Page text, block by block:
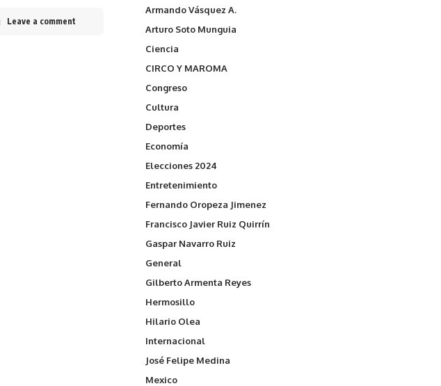
Leave a comment
Armando Vásquez A.
Arturo Soto Munguia
Ciencia
CIRCO Y MAROMA
Congreso
Cultura
Deportes
Economía
Elecciones 2024
Entretenimiento
Fernando Oropeza Jimenez
Francisco Javier Ruiz Quirrín
Gaspar Navarro Ruiz
General
Gilberto Armenta Reyes
Hermosillo
Hilario Olea
Internacional
José Felipe Medina
Mexico